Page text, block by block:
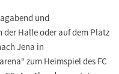
und
Halle oder auf dem Platz
Jena in
zum Heimspiel des FC